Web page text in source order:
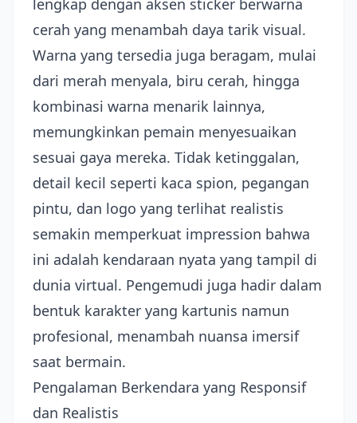
lengkap dengan aksen sticker berwarna
cerah yang menambah daya tarik visual.
Warna yang tersedia juga beragam, mulai
dari merah menyala, biru cerah, hingga
kombinasi warna menarik lainnya,
memungkinkan pemain menyesuaikan
sesuai gaya mereka. Tidak ketinggalan,
detail kecil seperti kaca spion, pegangan
pintu, dan logo yang terlihat realistis
semakin memperkuat impression bahwa
ini adalah kendaraan nyata yang tampil di
dunia virtual. Pengemudi juga hadir dalam
bentuk karakter yang kartunis namun
profesional, menambah nuansa imersif
saat bermain.
Pengalaman Berkendara yang Responsif
dan Realistis